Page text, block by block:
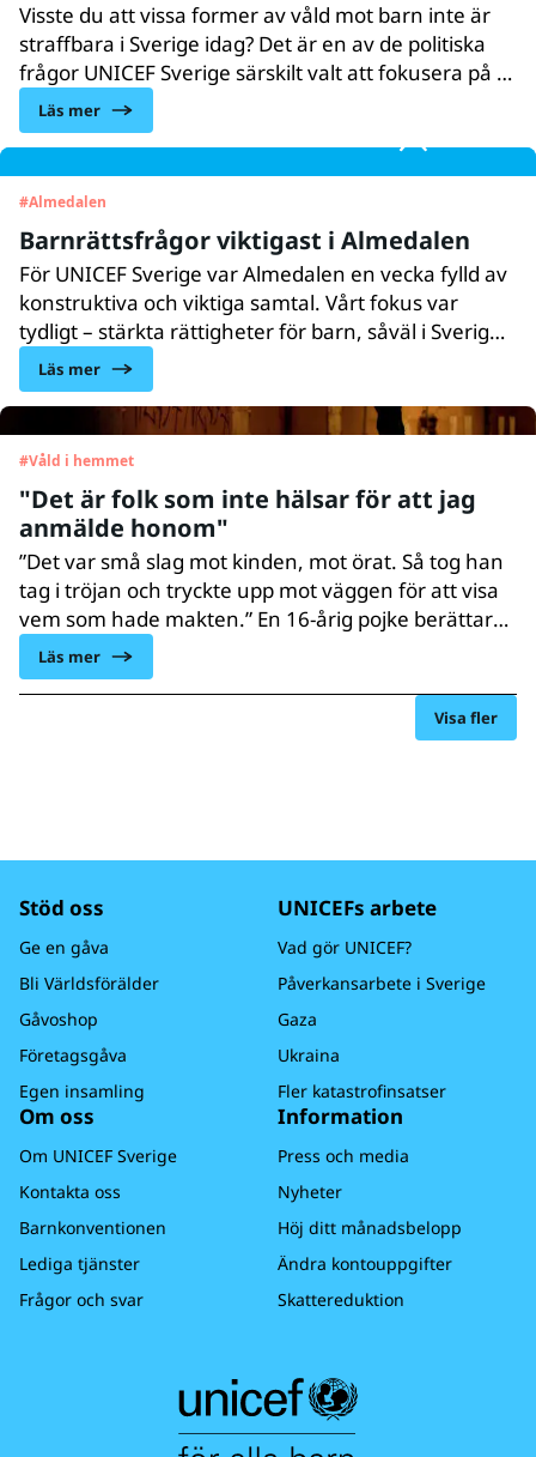
Visste du att vissa former av våld mot barn inte är
straffbara i Sverige idag? Det är en av de politiska
frågor UNICEF Sverige särskilt valt att fokusera på i
vårt valmanifest, inför valet på söndag.
Läs mer
#Almedalen
Barnrättsfrågor viktigast i Almedalen
För UNICEF Sverige var Almedalen en vecka fylld av
konstruktiva och viktiga samtal. Vårt fokus var
tydligt – stärkta rättigheter för barn, såväl i Sverige
som i resten av världen.
Läs mer
#Våld i hemmet
"Det är folk som inte hälsar för att jag
anmälde honom"
”Det var små slag mot kinden, mot örat. Så tog han
tag i tröjan och tryckte upp mot väggen för att visa
vem som hade makten.” En 16-årig pojke berättar
idag om sin uppväxt med en pappa som hotat och
trakasserat honom under hela hans uppväxt, utan
påföljd. Idag är inte allt våld mot barn straffbart i
Läs mer
Visa fler
Stöd oss
Ge en gåva
Bli Världsförälder
Gåvoshop
Företagsgåva
Egen insamling
UNICEFs arbete
Vad gör UNICEF?
Påverkansarbete i Sverige
Gaza
Ukraina
Fler katastrofinsatser
Om oss
Om UNICEF Sverige
Kontakta oss
Barnkonventionen
Lediga tjänster
Frågor och svar
Information
Press och media
Nyheter
Höj ditt månadsbelopp
Ändra kontouppgifter
Skattereduktion